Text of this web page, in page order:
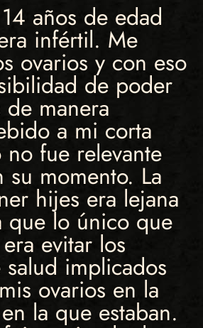
años de edad
infértil. Me
ovarios y con eso
de poder
manera
a mi corta
fue relevante
su momento. La
hijes era lejana
que lo único que
evitar los
implicados
ovarios en la
la que estaban.